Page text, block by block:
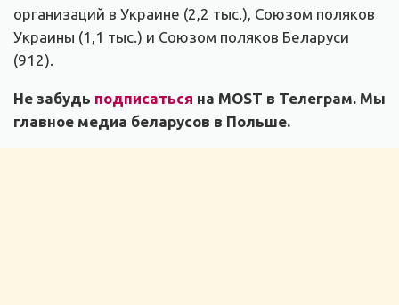
организаций в Украине (2,2 тыс.), Союзом поляков
Украины (1,1 тыс.) и Союзом поляков Беларуси
(912).
Не забудь подписаться на MOST в Телеграм. Мы
главное медиа беларусов в Польше.